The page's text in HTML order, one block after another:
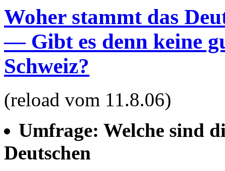
Woher stammt das
— Gibt es denn keine
Schweiz?
(reload vom 11.8.06)
Umfrage: Welche sind
Deutschen